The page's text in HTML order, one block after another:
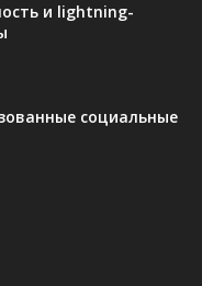
и lightning-
социальные